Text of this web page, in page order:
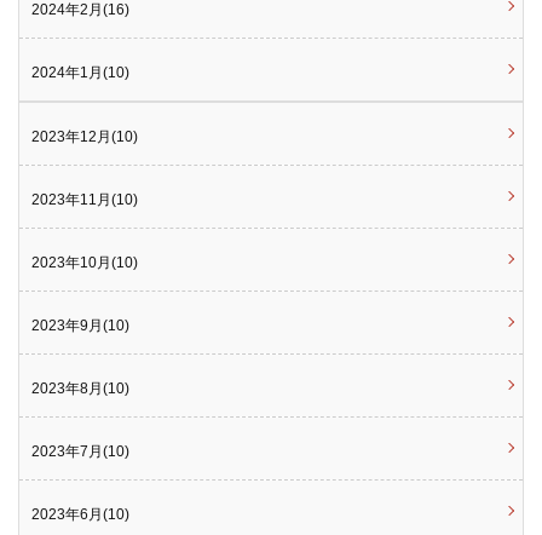
2024年2月(16)
2024年1月(10)
2023年12月(10)
2023年11月(10)
2023年10月(10)
2023年9月(10)
2023年8月(10)
2023年7月(10)
2023年6月(10)